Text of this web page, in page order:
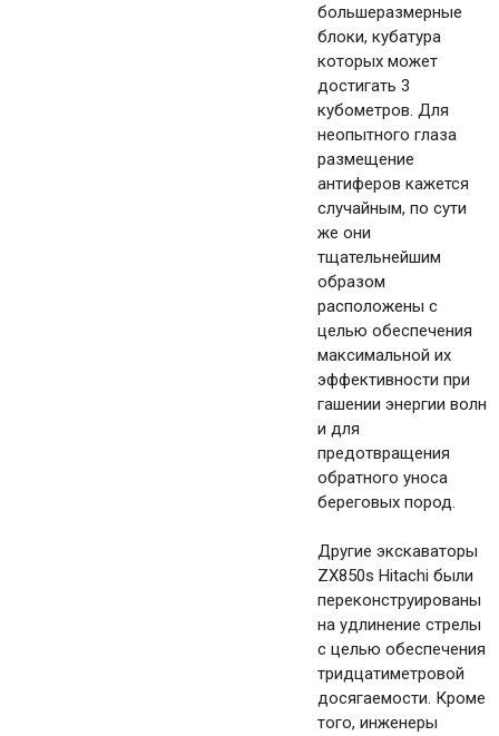
большеразмерные
блоки, кубатура
которых может
достигать 3
кубометров. Для
неопытного глаза
размещение
антиферов кажется
случайным, по сути
же они
тщательнейшим
образом
расположены с
целью обеспечения
максимальной их
эффективности при
гашении энергии волн
и для
предотвращения
обратного уноса
береговых пород.
Другие экскаваторы
ZX850s Hitachi были
переконструированы
на удлинение стрелы
с целью обеспечения
тридцатиметровой
досягаемости. Кроме
того, инженеры